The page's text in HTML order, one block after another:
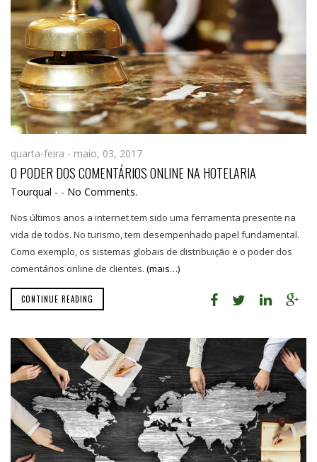
quarta-feira - maio, 03, 2017
O PODER DOS COMENTÁRIOS ONLINE NA HOTELARIA
Tourqual - - No Comments.
Nos últimos anos a internet tem sido uma ferramenta presente na
vida de todos. No turismo, tem desempenhado papel fundamental.
Como exemplo, os sistemas globais de distribuição e o poder dos
comentários online de clientes. (mais…)
CONTINUE READING